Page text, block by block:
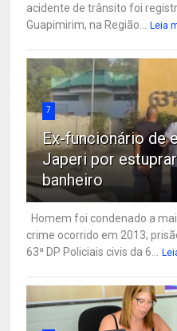
acidente de trânsito foi
Guapimirim, na Região...
Leia
7
Ex-funcionário de
Japeri por
banheiro
Homem foi condenado a
crime ocorrido em 2013;
63ª DP Policiais civis da 6...